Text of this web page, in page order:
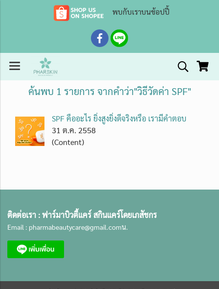
พบกับเราบนช้อปปี้
ค้นพบ 1 รายการ จากคำว่า"วิธีวัดค่า SPF"
SPF คืออะไร ยิ่งสูงยิ่งดีจริงหรือ เรามีคำตอบ
31 ต.ค. 2558
(Content)
ติดต่อเรา :ฟาร์มาบิวตี้แคร์ สกินแคร์โดยเภสัชกร
Email : pharmabeautycare@gmail.comน.